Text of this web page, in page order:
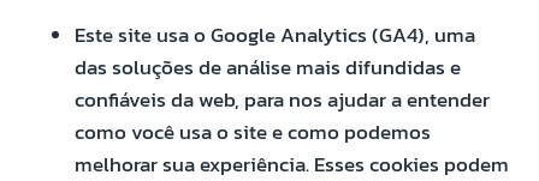
Este site usa o Google Analytics (GA4), uma
das soluções de análise mais difundidas e
confiáveis da web, para nos ajudar a entender
como você usa o site e como podemos
melhorar sua experiência. Esses cookies podem